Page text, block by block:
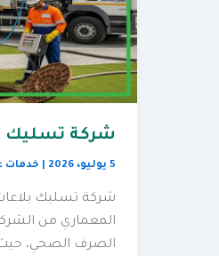
شركة تسليك
5 يوليو، 2026 خدمات
شركة تسليك
المعماري من
الصرف الصحي،